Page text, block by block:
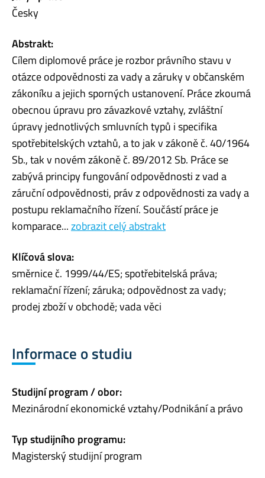
Česky
Abstrakt:
Cílem diplomové práce je rozbor právního stavu v
otázce odpovědnosti za vady a záruky v občanském
zákoníku a jejich sporných ustanovení. Práce zkoumá
obecnou úpravu pro závazkové vztahy, zvláštní
úpravy jednotlivých smluvních typů i specifika
spotřebitelských vztahů, a to jak v zákoně č. 40/1964
Sb., tak v novém zákoně č. 89/2012 Sb. Práce se
zabývá principy fungování odpovědnosti z vad a
záruční odpovědnosti, práv z odpovědnosti za vady a
postupu reklamačního řízení. Součástí práce je
komparace...zobrazit celý abstrakt
Klíčová slova:
směrnice č. 1999/44/ES; spotřebitelská práva;
reklamační řízení; záruka; odpovědnost za vady;
prodej zboží v obchodě; vada věci
Informace o studiu
Studijní program / obor:
Mezinárodní ekonomické vztahy/Podnikání a právo
Typ studijního programu:
Magisterský studijní program